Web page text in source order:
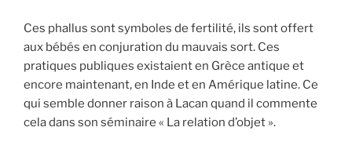
Ces phallus sont symboles de fertilité, ils sont offert
aux bébés en conjuration du mauvais sort. Ces
pratiques publiques existaient en Grèce antique et
encore maintenant, en Inde et en Amérique latine. Ce
qui semble donner raison à Lacan quand il commente
cela dans son séminaire « La relation d’objet ».